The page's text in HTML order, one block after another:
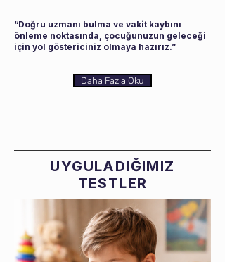
“Doğru uzmanı bulma ve vakit kaybını
önleme noktasında, çocuğunuzun geleceği
için yol göstericiniz olmaya hazırız.”
Daha Fazla Oku
UYGULADIĞIMIZ
TESTLER